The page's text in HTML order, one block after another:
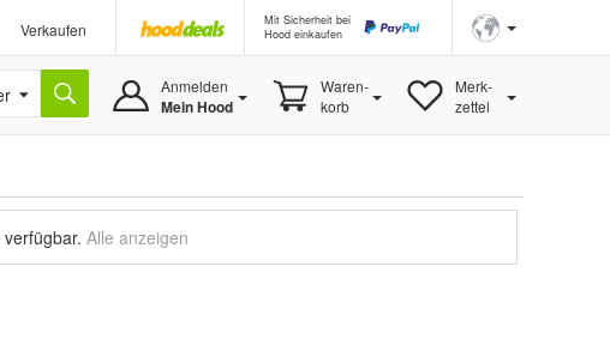
Verkaufen
Mit Sicherheit bei
Hood einkaufen
Anmelden
Mein Hood
Waren-
korb
Merk-
zettel
verfügbar. Alle anzeigen